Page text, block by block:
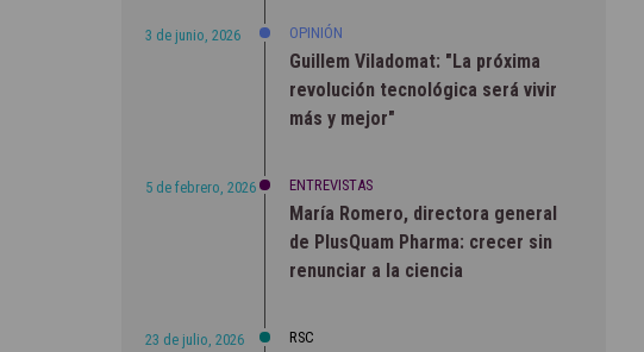
3 de junio, 2026 OPINIÓN
Guillem Viladomat: "La próxima
revolución tecnológica será vivir
más y mejor"
5 de febrero, 2026 ENTREVISTAS
María Romero, directora general
de PlusQuam Pharma: crecer sin
renunciar a la ciencia
23 de julio, 2026 RSC